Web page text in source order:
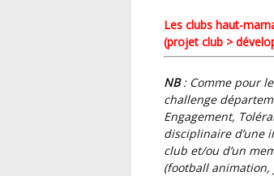
Les clubs haut-marnais ont jusqu’au 10 mai 2026 pour remonter leurs actions via footclubs
(projet club >
NB: Comme pour
challenge
Engagement,
disciplinaire d’une
club et/ou d’un
(football